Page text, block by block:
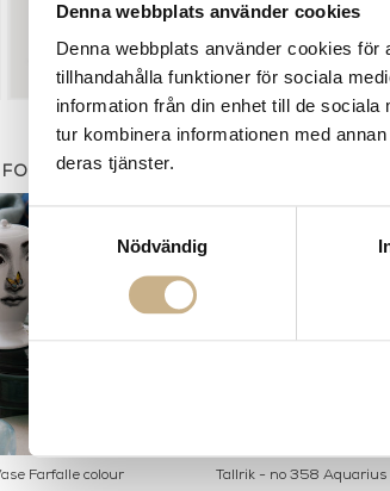
Denna webbplats använder cookies
Denna webbplats använder cookies
tillhandahålla funktioner för sociala
information från din enhet till de
tur kombinera informationen med
deras tjänster.
Samtyckesval
Nödvändig
Farfalle colour Tallrik - no 358 Aquarius